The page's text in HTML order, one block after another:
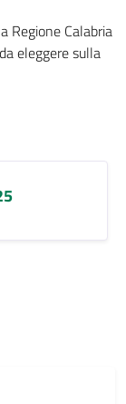
Regione Calabria
eleggere sulla